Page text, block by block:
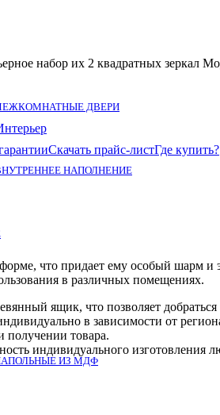
ДВЕРИ
НАПОЛНЕНИЕ
ИЗ МДФ
набор их 2 квадратных
Скачать прайс-листГде купить?
что придает ему особый шарм
в различных помещениях.
ящик, что позволяет
в зависимости от
получении товара.
индивидуального изготовления